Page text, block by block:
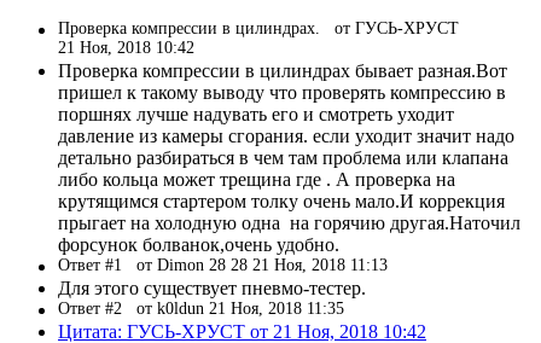
Проверка компрессии в цилиндрах. от ГУСЬ-ХРУСТ
21 Ноя, 2018 10:42
Проверка компрессии в цилиндрах бывает разная.Вот
пришел к такому выводу что проверять компрессию в
поршнях лучше надувать его и смотреть уходит
давление из камеры сгорания. если уходит значит надо
детально разбираться в чем там проблема или клапана
либо кольца может трещина где . А проверка на
крутящимся стартером толку очень мало.И коррекция
прыгает на холодную одна на горячию другая.Наточил
форсунок болванок,очень удобно.
Ответ #1 от Dimon 28 28 21 Ноя, 2018 11:13
Для этого существует пневмо-тестер.
Ответ #2 от k0ldun 21 Ноя, 2018 11:35
Цитата: ГУСЬ-ХРУСТ от 21 Ноя, 2018 10:42